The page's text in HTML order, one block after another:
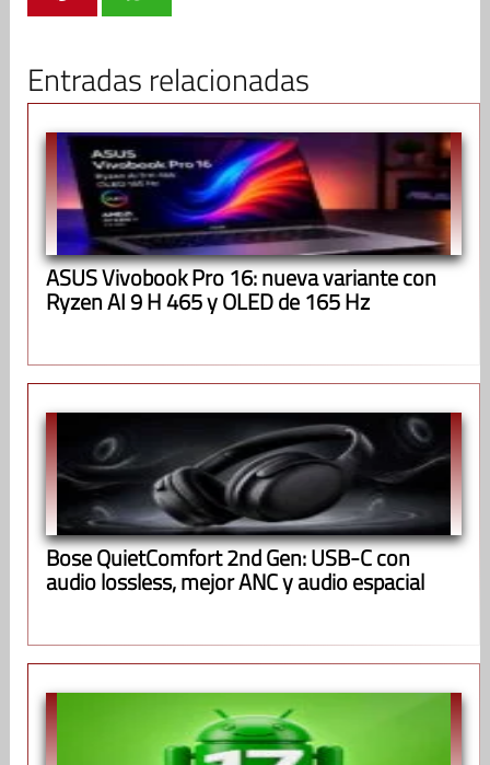
Entradas relacionadas
ASUS Vivobook Pro 16: nueva variante con
Ryzen AI 9 H 465 y OLED de 165 Hz
Bose QuietComfort 2nd Gen: USB-C con
audio lossless, mejor ANC y audio espacial